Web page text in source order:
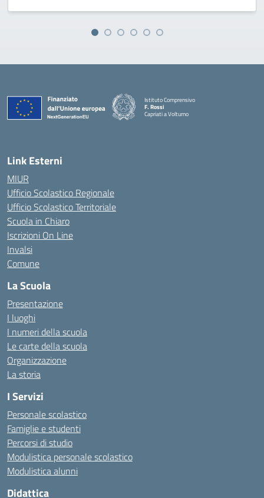
Istituto Comprensivo
F. Rossi
Capriati a Volturno
— Visita la pagina iniziale della scuola
Link Esterni
MIUR
Ufficio Scolastico Regionale
Ufficio Scolastico Territoriale
Scuola in Chiaro
Iscrizioni On Line
Invalsi
Comune
La Scuola
Presentazione
I luoghi
I numeri della scuola
Le carte della scuola
Organizzazione
La storia
I Servizi
Personale scolastico
Famiglie e studenti
Percorsi di studio
Modulistica personale scolastico
Modulistica alunni
Didattica